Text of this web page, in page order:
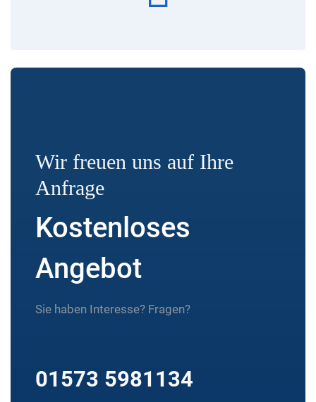
Wir freuen uns auf Ihre
Anfrage
Kostenloses
Angebot
Sie haben Interesse? Fragen?
01573 5981134